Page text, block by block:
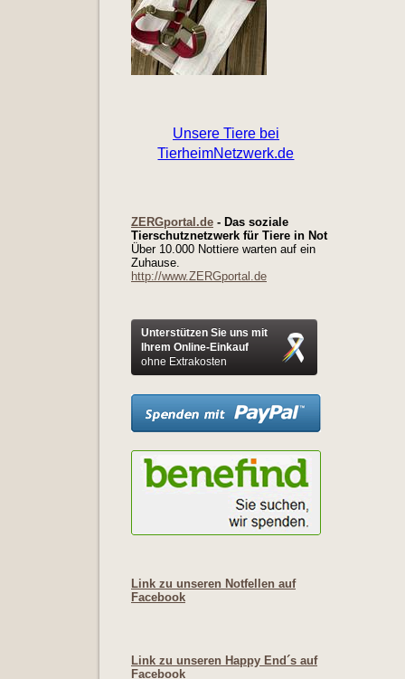
ZERGportal.de - Das soziale
Tierschutznetzwerk für Tiere in Not
Über 10.000 Nottiere warten auf ein
Zuhause.
http://www.ZERGportal.de
Unterstützen Sie uns mit
Ihrem Online-Einkauf
ohne Extrakosten
Link zu unseren Notfellen auf
Facebook
Link zu unseren Happy End´s auf
Facebook